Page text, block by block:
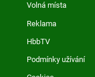
Volná místa
Reklama
HbbTV
Podmínky užívání